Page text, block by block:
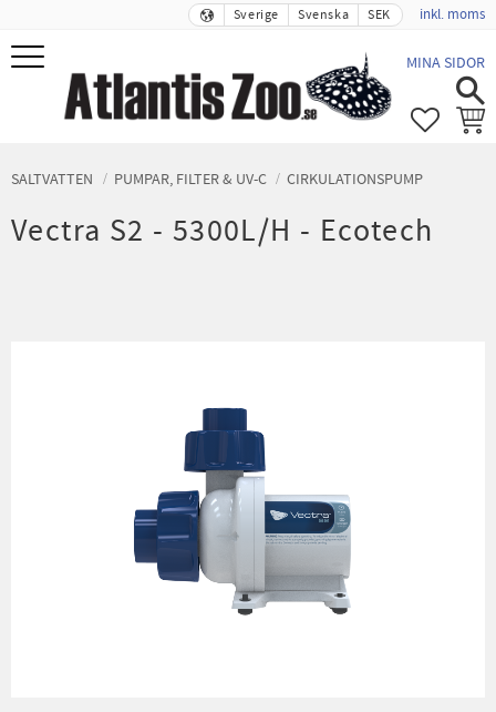
Meny
Sverige Svenska SEK inkl. moms
MINA SIDOR
SALTVATTEN PUMPAR, FILTER & UV-C CIRKULATIONSPUMP
Vectra S2 - 5300L/H - Ecotech